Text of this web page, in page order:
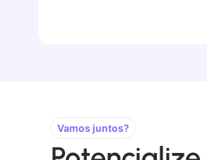
Vamos juntos?